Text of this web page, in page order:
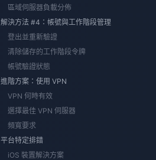
區域伺服器負載分佈
解決方法 #4：帳號與工作階段管理
登出並重新驗證
清除儲存的工作階段令牌
帳號驗證狀態
進階方案：使用 VPN
VPN 何時有效
選擇最佳 VPN 伺服器
頻寬要求
平台特定排錯
iOS 裝置解決方案